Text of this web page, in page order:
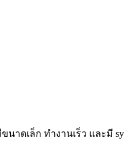
าดเล็ก ทำงานเร็ว และมี